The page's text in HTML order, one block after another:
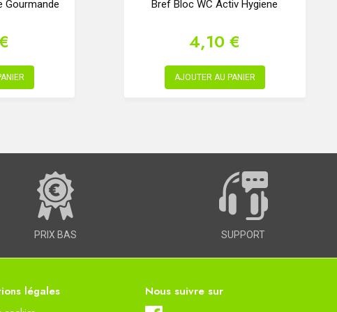
Gourmande Bref Bloc WC Activ Hygiene
4,10 €
AJOUTER AU PANIER
PRIX BAS SUPPORT
légales Nous suivre sur